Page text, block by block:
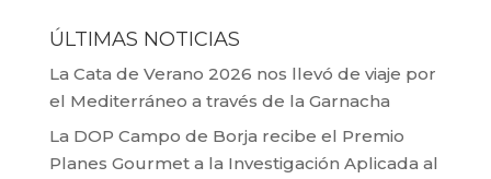
ÚLTIMAS NOTICIAS
La Cata de Verano 2026 nos llevó de viaje por
el Mediterráneo a través de la Garnacha
La DOP Campo de Borja recibe el Premio
Planes Gourmet a la Investigación Aplicada al